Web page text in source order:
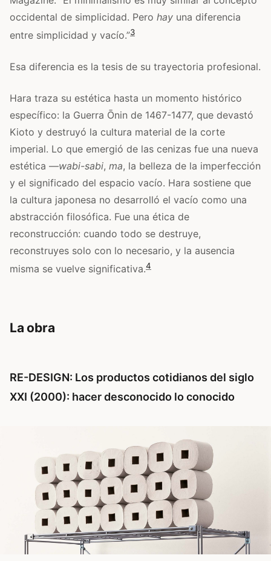
occidental de simplicidad. Pero hay una diferencia
entre simplicidad y vacío.”3
Esa diferencia es la tesis de su trayectoria profesional.
Hara traza su estética hasta un momento histórico
específico: la Guerra Ōnin de 1467-1477, que devastó
Kioto y destruyó la cultura material de la corte
imperial. Lo que emergió de las cenizas fue una nueva
estética —wabi-sabi, ma, la belleza de la imperfección
y el significado del espacio vacío. Hara sostiene que
la cultura japonesa no desarrolló el vacío como una
abstracción filosófica. Fue una ética de
reconstrucción: cuando todo se destruye,
reconstruyes solo con lo necesario, y la ausencia
misma se vuelve significativa.4
La obra
RE-DESIGN: Los productos cotidianos del siglo
XXI (2000): hacer desconocido lo conocido